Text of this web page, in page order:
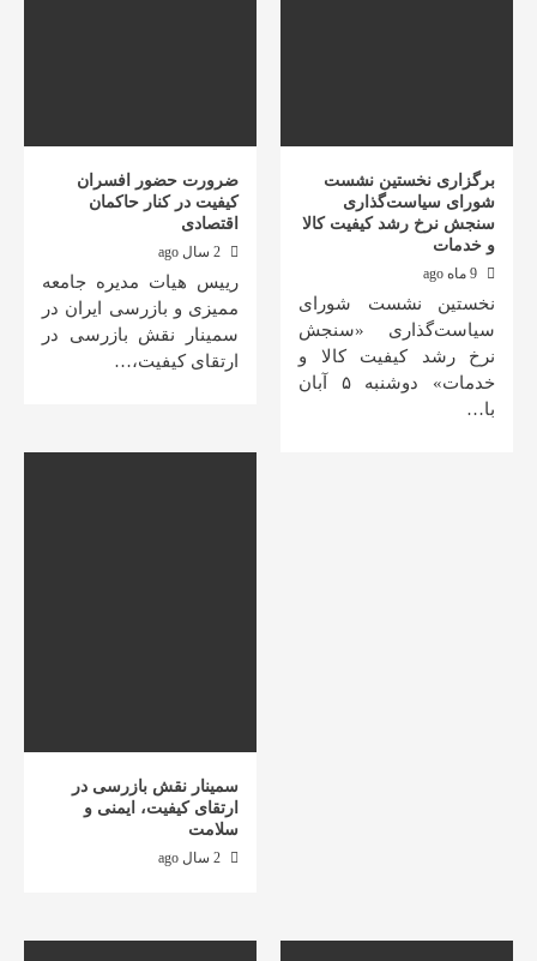
برگزاری نخستین نشست
شورای سیاست‌گذاری
سنجش نرخ رشد کیفیت کالا
و خدمات
نخستین نشست شورای
سیاست‌گذاری «سنجش
نرخ رشد کیفیت کالا و
خدمات» دوشنبه ۵ آبان
با…
ضرورت حضور افسران
کیفیت در کنار حاکمان
اقتصادی
رییس هیات مدیره جامعه
ممیزی و بازرسی ایران در
سمینار نقش بازرسی در
ارتقای کیفیت،…
سمینار نقش بازرسی در
ارتقای کیفیت، ایمنی و
سلامت